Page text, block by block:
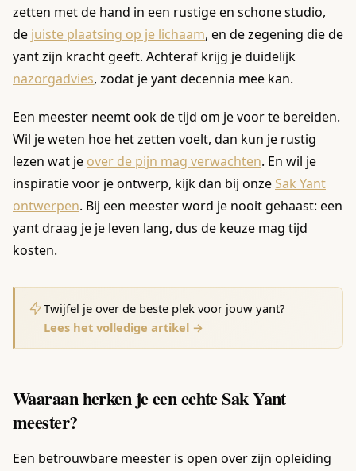
zetten met de hand in een rustige en schone studio,
de juiste plaatsing op je lichaam, en de zegening die de
yant zijn kracht geeft. Achteraf krijg je duidelijk
nazorgadvies, zodat je yant decennia mee kan.
Een meester neemt ook de tijd om je voor te bereiden.
Wil je weten hoe het zetten voelt, dan kun je rustig
lezen wat je over de pijn mag verwachten. En wil je
inspiratie voor je ontwerp, kijk dan bij onze Sak Yant
ontwerpen. Bij een meester word je nooit gehaast: een
yant draag je je leven lang, dus de keuze mag tijd
kosten.
Twijfel je over de beste plek voor jouw yant?
Lees het volledige artikel →
Waaraan herken je een echte Sak Yant
meester?
Een betrouwbare meester is open over zijn opleiding